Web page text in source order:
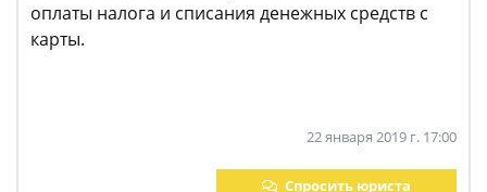
оплаты налога и списания денежных средств с
карты.
22 января 2019 г. 17:00
Спросить юриста